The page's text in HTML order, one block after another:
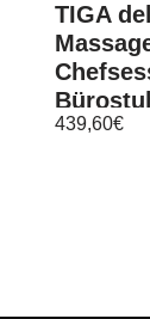
TIGA
Schwarz
439,60€